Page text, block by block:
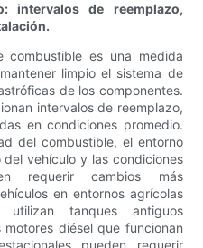
intervalos de reemplazo,
combustible es una medida
limpio el sistema de
de los componentes.
intervalos de reemplazo,
en condiciones promedio.
del combustible, el entorno
vehículo y las condiciones
requerir cambios más
en entornos agrícolas
utilizan tanques antiguos
diésel que funcionan